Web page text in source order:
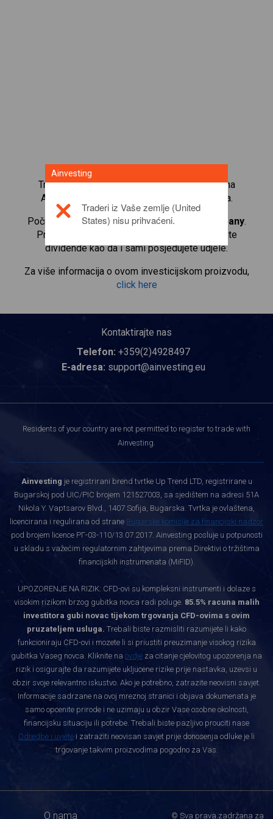
Trgujte s više od 1000 međunarodnih udjela na
Ainvesting platformi za trgovanje CFD-ovima.
Počnite trgovati CFD-ovima naShiseido Company.
Primajte kotacije u stvarnom vremenu i primajte
dividende kao da i sami posjedujete udjele.
Za više informacija o ovom investicijskom proizvodu,
click here
Kontaktirajte nas
Telefon: +359(2)4928497
E-adresa: support@ainvesting.eu
Residents of your country are not permitted to register to trade with
Ainvesting.
Ainvesting je registrirani brend tvrtke Up Trend LTD, registrirane u
Bugarskoj pod UIC/PIC brojem 121527003, sa sjedištem na adresi 51A
Nikola Y. Vaptsarov Blvd., 1407 Sofija, Bugarska. Tvrtka je ovlaštena,
licencirana i regulirana od strane Bugarske komisije za financijski nadzor
pod brojem licence РГ-03-110/13.07.2017. Ainvesting posluje u potpunosti
u skladu s važećim regulatornim zahtjevima prema Direktivi o tržištima
financijskih instrumenata (MiFID).
UPOZORENJE NA RIZIK: CFD-ovi su kompleksni instrumenti i dolaze s
visokim rizikom brzog gubitka novca radi poluge. 85.5% racuna malih
investitora gubi novac tijekom trgovanja CFD-ovima s ovim
pruzateljem usluga. Trebali biste razmisliti razumijete li kako
funkcioniraju CFD-ovi i mozete li si priustiti preuzimanje visokog rizika
gubitka Vaseg novca. Kliknite na ovdje za citanje cjelovitog upozorenja na
rizik i osigurajte da razumijete ukljucene rizike prije nastavka, uzevsi u
obzir svoje relevantno iskustvo. Ako je potrebno, zatrazite neovisni savjet.
Informacije sadrzane na ovoj mreznoj stranici i objava dokumenata je
samo opcenite prirode i ne uzimaju u obzir Vase osobne okolnosti,
financijsku situaciju ili potrebe. Trebali biste pazljivo prouciti nase
Odredbe i uvjete i zatraziti neovisan savjet prije donosenja odluke je li
trgovanje takvim proizvodima pogodno za Vas.
O nama © Sva prava zadržana za
Ainvesting
Traderi iz Vaše zemlje (United
States) nisu prihvaćeni.